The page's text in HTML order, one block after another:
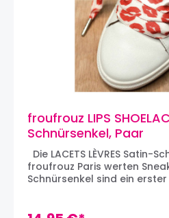
froufrouz LIPS
Schnürsenkel, Paar
Die LACETS LÈVRES Satin-
froufrouz Paris werten
Schnürsenkel sind ein